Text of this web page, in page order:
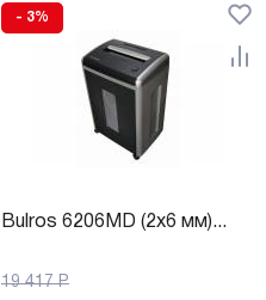
- 3%
Bulros 6206MD (2x6 мм)...
19 417 Р